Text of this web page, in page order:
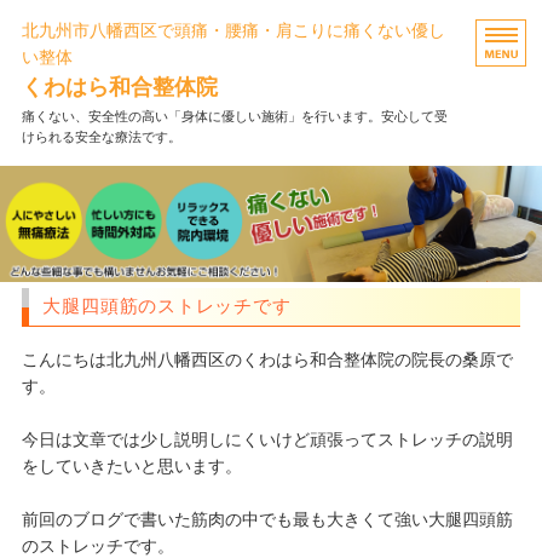
北九州市八幡西区で頭痛・腰痛・肩こりに痛くない優し
い整体
くわはら和合整体院
痛くない、安全性の高い「身体に優しい施術」を行います。安心して受
けられる安全な療法です。
ホーム
施術メニュー・料金
FAQ・お客様の声
お問い合わせ
大腿四頭筋のストレッチです
こんにちは北九州八幡西区のくわはら和合整体院の院長の桑原で
す。
今日は文章では少し説明しにくいけど頑張ってストレッチの説明
をしていきたいと思います。
前回のブログで書いた筋肉の中でも最も大きくて強い大腿四頭筋
のストレッチです。